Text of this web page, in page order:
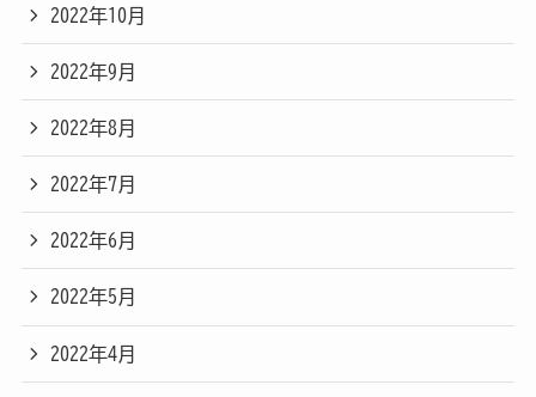
2022年10月
2022年9月
2022年8月
2022年7月
2022年6月
2022年5月
2022年4月